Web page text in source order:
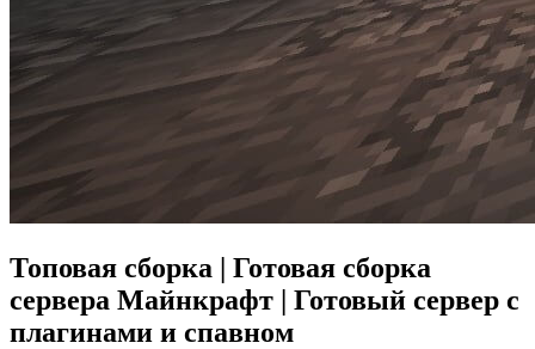
Топовая сборка | Готовая сборка
сервера Майнкрафт | Готовый сервер с
плагинами и спавном